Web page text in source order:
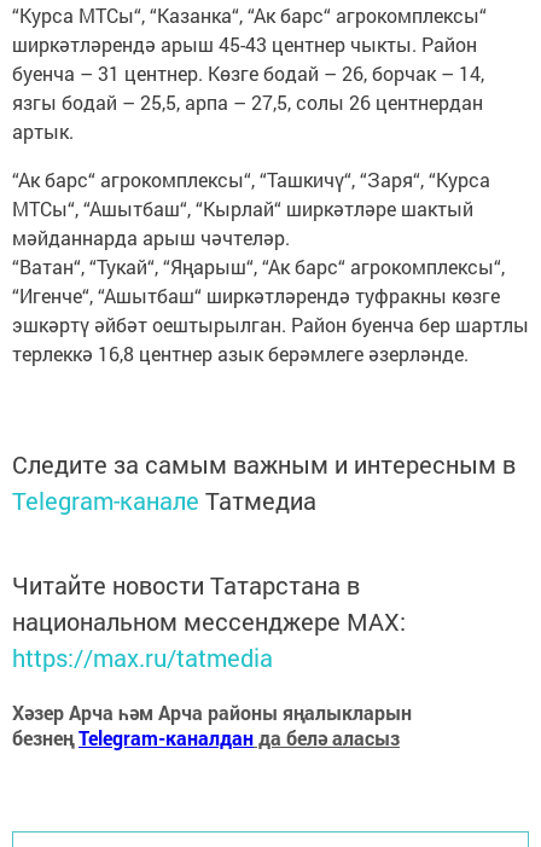
“Курса МТСы“, “Казанка“, “Ак барс“ агрокомплексы“
ширкәтләрендә арыш 45-43 центнер чыкты. Район
буенча – 31 центнер. Көзге бодай – 26, борчак – 14,
язгы бодай – 25,5, арпа – 27,5, солы 26 центнердан
артык.
“Ак барс“ агрокомплексы“, “Ташкичү“, “Заря“, “Курса
МТСы“, “Ашытбаш“, “Кырлай“ ширкәтләре шактый
мәйданнарда арыш чәчтеләр.
“Ватан“, “Тукай“, “Яңарыш“, “Ак барс“ агрокомплексы“,
“Игенче“, “Ашытбаш“ ширкәтләрендә туфракны көзге
эшкәртү әйбәт оештырылган. Район буенча бер шартлы
терлеккә 16,8 центнер азык берәмлеге әзерләнде.
Следите за самым важным и интересным в
Telegram-канале Татмедиа
Читайте новости Татарстана в
национальном мессенджере MАХ:
https://max.ru/tatmedia
Хәзер Арча һәм Арча районы яңалыкларын
безнеңTelegram-каналданда белә аласыз